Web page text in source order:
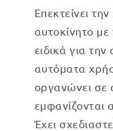
Επεκτείνει
αυτοκίνητο με
ειδικά για
αυτόματα
οργανώνει σε
εμφανίζονται
Έχει